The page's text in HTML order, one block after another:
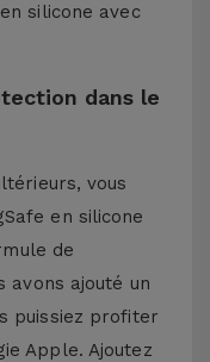
silicone avec
dans le
vous
en silicone
de
avons ajouté un
puissiez profiter
Apple. Ajoutez